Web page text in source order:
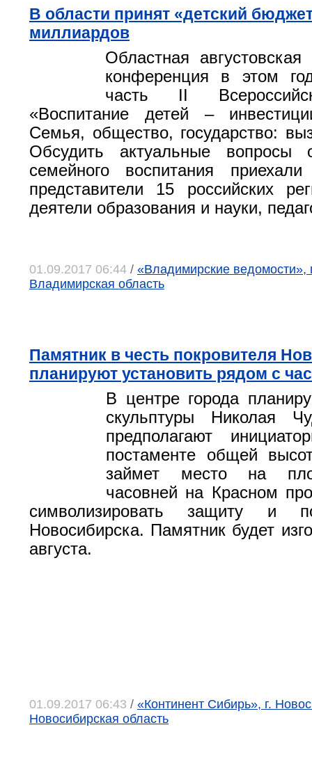
В области принят «детский
миллиардов
Областная августовская
конференция в этом
часть II
«Воспитание детей –
Семья, общество, государство:
Обсудить актуальные вопросы
семейного воспитания
представители 15 российских
деятели образования и науки,
01.09.2017 06:44 / «Владимирские ведомости»,
Владимирская область
Памятник в честь покровителя
планируют установить рядом с
В центре города
скульптуры Николая
предполагают
постаменте общей
займет место на
часовней на Красном
символизировать защиту и
Новосибирска. Памятник будет
августа.
01.09.2017 06:43 / «Континент Сибирь», г.
Новосибирская область